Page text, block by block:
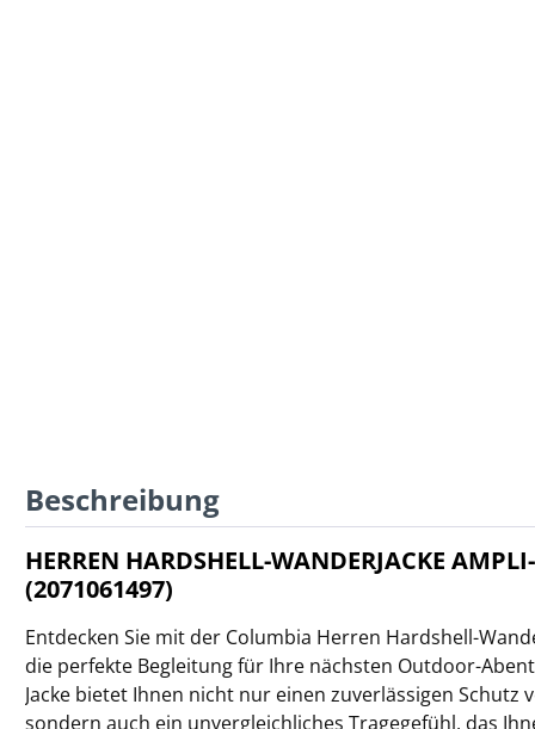
Beschreibung
HERREN HARDSHELL-WANDERJACKE
(2071061497)
Entdecken Sie mit der Columbia Herren Hardshell-
die perfekte Begleitung für Ihre nächsten Outdoor-
Jacke bietet Ihnen nicht nur einen zuverlässigen Schutz
sondern auch ein unvergleichliches Tragegefühl, das